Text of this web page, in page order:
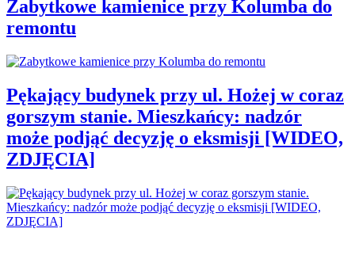
Zabytkowe kamienice przy Kolumba do
remontu
Pękający budynek przy ul. Hożej w coraz
gorszym stanie. Mieszkańcy: nadzór
może podjąć decyzję o eksmisji [WIDEO,
ZDJĘCIA]